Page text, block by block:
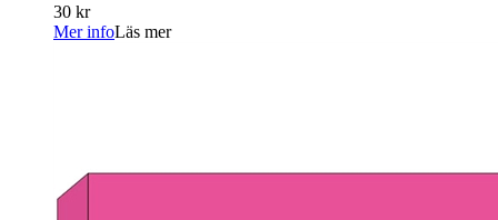
30 kr
Mer infoLäs mer